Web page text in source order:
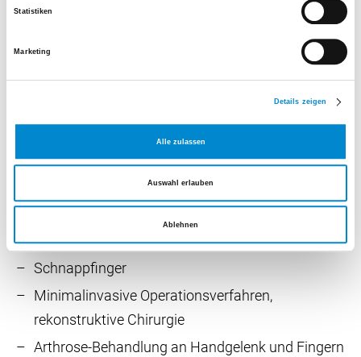
Statistiken
Marketing
Details zeigen
Alle zulassen
Auswahl erlauben
Ablehnen
Spezialgebiete
Konservative und operative Behandlung von
Folgen an Hand, Handgelenk und Vorderarm in
enger Zusammenarbeit mit Ergotherapeuten
Lähmungen
Schnappfinger
Minimalinvasive Operationsverfahren,
rekonstruktive Chirurgie
Arthrose-Behandlung an Handgelenk und Fingern